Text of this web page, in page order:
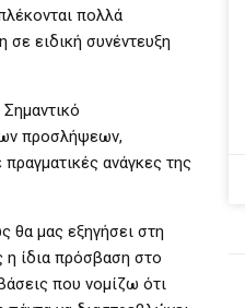
πολλά
ειδική συνέντευξη
προσλήψεων,
ανάγκες της
θα μας εξηγήσει στη
η ίδια πρόσβαση στο
που νομίζω ότι